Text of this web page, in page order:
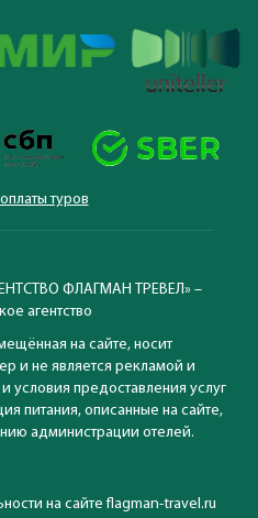
туров
ФЛАГМАН ТРЕВЕЛ» –
агентство
на сайте, носит
и не является рекламой и
условия предоставления услуг
питания, описанные на сайте,
администрации отелей.
на сайте flagman-travel.ru